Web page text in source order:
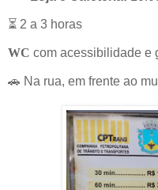
⏳ 2 a 3 horas
WC com acessibilidade e
🚗 Na rua, em frente ao